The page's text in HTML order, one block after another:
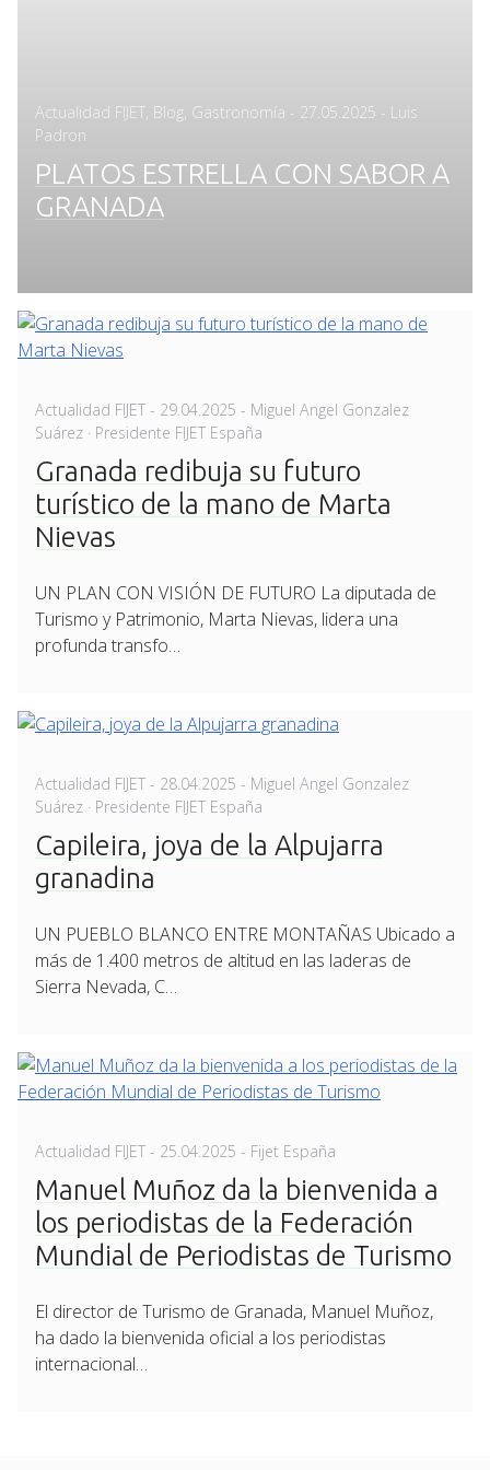
Actualidad FIJET Blog Gastronomía - Posted
27.05.2025 - Luis
Padron
PLATOS ESTRELLA CON SABOR A
GRANADA
Actualidad FIJET - Posted
on
29.04.2025 - Miguel Angel Gonzalez
Suárez · Presidente FIJET España
Granada redibuja su futuro
turístico de la mano de Marta
Nievas
UN PLAN CON VISIÓN DE FUTURO La diputada de
Turismo y Patrimonio, Marta Nievas, lidera una
profunda transfo…
Actualidad FIJET - Posted
on
28.04.2025 - Miguel Angel Gonzalez
Suárez · Presidente FIJET España
Capileira, joya de la Alpujarra
granadina
UN PUEBLO BLANCO ENTRE MONTAÑAS Ubicado a
más de 1.400 metros de altitud en las laderas de
Sierra Nevada, C…
Actualidad FIJET - Posted
25.04.2025 - Fijet España
Manuel Muñoz da la bienvenida a
los periodistas de la Federación
Mundial de Periodistas de Turismo
El director de Turismo de Granada, Manuel Muñoz,
ha dado la bienvenida oficial a los periodistas
internacional…